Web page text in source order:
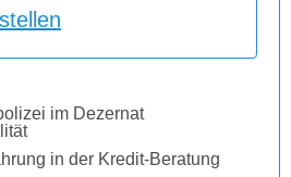
im Dezernat
in der Kredit-Beratung